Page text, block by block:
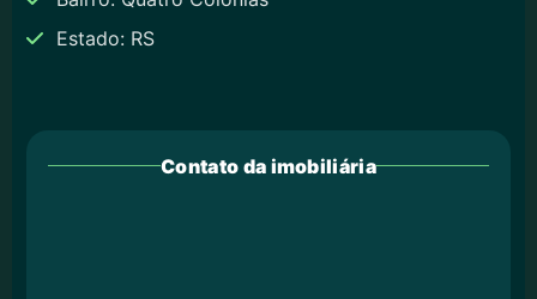
Estado: RS
Contato da imobiliária